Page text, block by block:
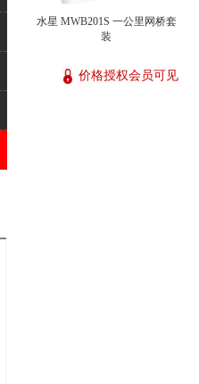
水星 MWB201S 一公里网桥套
装
价格授权会员可见